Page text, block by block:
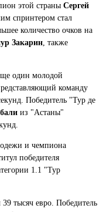
этой страны Сергей
спринтером стал
количество очков на
Закарин , также
один молодой
команду
Победитель "Тур де
из "Астаны"
и чемпиона
победителя
1.1 "Тур
тысяч евро. Победитель